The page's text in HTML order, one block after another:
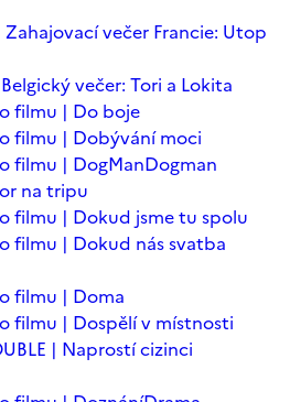
Zahajovací večer Francie: Utop
večer: Tori a Lokita
filmu | Do boje
filmu | Dobývání moci
filmu | DogManDogman
na tripu
filmu | Dokud jsme tu spolu
filmu | Dokud nás svatba
filmu | Doma
filmu | Dospělí v místnosti
| Naprostí cizinci